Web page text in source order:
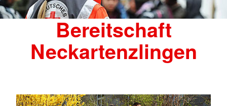
Bereitschaft
Neckartenzlingen